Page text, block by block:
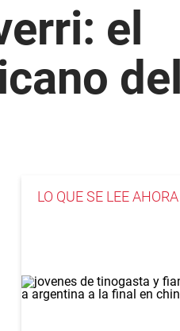
el
del
LO QUE SE LEE AHORA